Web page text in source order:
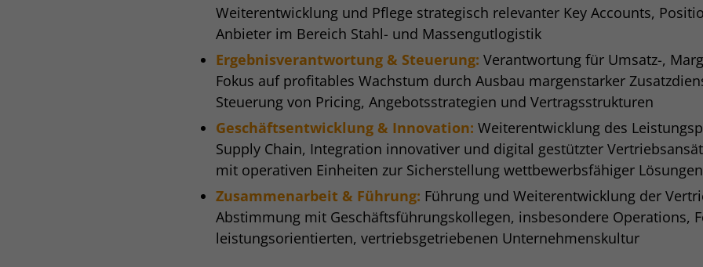
Weiterentwicklung und Pflege strategisch relevanter Key Accounts,
Anbieter im Bereich Stahl- und Massengutlogistik
Ergebnisverantwortung & Steuerung: Verantwortung für Umsatz-,
Fokus auf profitables Wachstum durch Ausbau margenstarker
Steuerung von Pricing, Angebotsstrategien und Vertragsstrukturen
Geschäftsentwicklung & Innovation: Weiterentwicklung des
Supply Chain, Integration innovativer und digital gestützter
mit operativen Einheiten zur Sicherstellung wettbewerbsfähiger
Zusammenarbeit & Führung: Führung und Weiterentwicklung der
Abstimmung mit Geschäftsführungskollegen, insbesondere Operations,
leistungsorientierten, vertriebsgetriebenen Unternehmenskultur